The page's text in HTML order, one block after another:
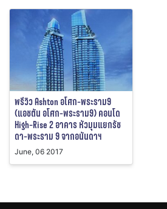
พรีวิว Ashton อโศก-พระราม9
(แอชตัน อโศก-พระราม9) คอนโด
High-Rise 2 อาคาร หัวมุมแยกรัช
ดา-พระราม 9 จากอนันดาฯ
June, 06 2017